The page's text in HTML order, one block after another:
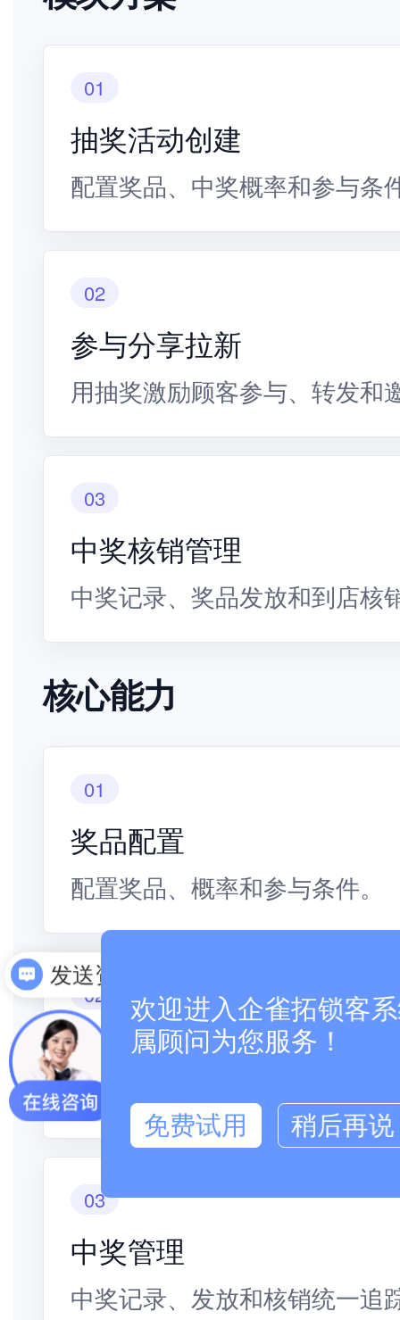
01
抽奖活动创建
配置奖品、中奖概率和参与条
02
参与分享拉新
用抽奖激励顾客参与、转发和
03
中奖核销管理
中奖记录、奖品发放和到店核
核心能力
01
奖品配置
配置奖品、概率和参与条件。
02
互动拉新
用抽奖激励参与、转发和邀请
03
中奖管理
中奖记录、发放和核销统一追
发送资料
欢迎进入企雀拓锁客
属顾问为您服务！
免费试用 稍后再说